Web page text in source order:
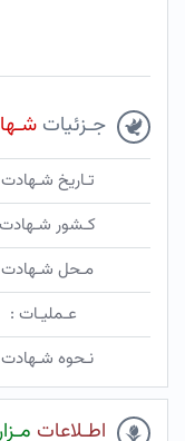
جـزئیات
تـاریخ
کـشور
مـحل
عـملیـات :
نـحوه
اطـلاعات